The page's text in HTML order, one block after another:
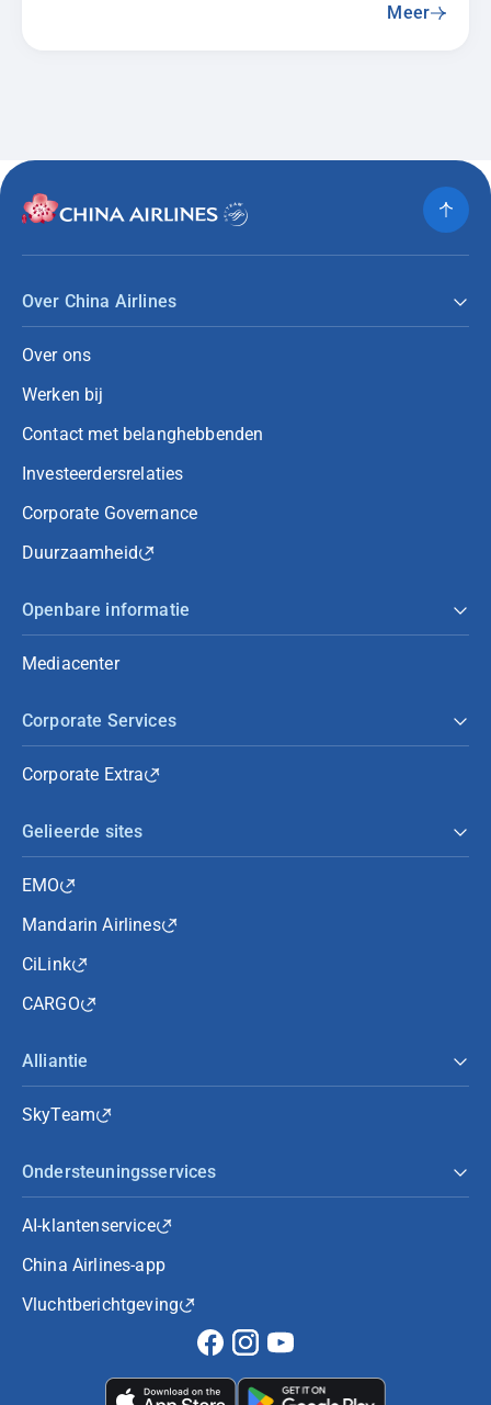
Meer
Over China Airlines
Over ons
Werken bij
Contact met belanghebbenden
Investeerdersrelaties
Corporate Governance
Duurzaamheid
Openbare informatie
Mediacenter
Corporate Services
Corporate Extra
Gelieerde sites
EMO
Mandarin Airlines
CiLink
CARGO
Alliantie
SkyTeam
Ondersteuningsservices
AI-klantenservice
China Airlines-app
Vluchtberichtgeving